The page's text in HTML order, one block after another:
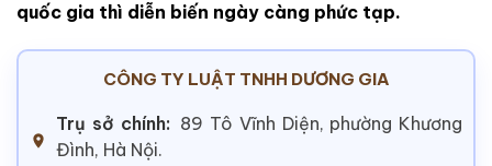
quốc gia thì diễn biến ngày càng phức tạp.
CÔNG TY LUẬT TNHH DƯƠNG GIA
Trụ sở chính: 89 Tô Vĩnh Diện, phường Khương
Đình, Hà Nội.